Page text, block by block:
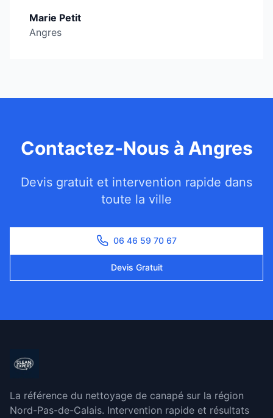
Marie Petit
Angres
Contactez-Nous à Angres
Devis gratuit et intervention rapide dans
toute la ville
06 46 59 70 67
Devis Gratuit
La référence du nettoyage de canapé sur la région
Nord-Pas-de-Calais. Intervention rapide et résultats